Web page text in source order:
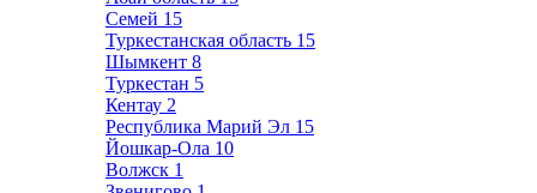
Семей 15
Туркестанская область 15
Шымкент 8
Туркестан 5
Кентау 2
Республика Марий Эл 15
Йошкар-Ола 10
Волжск 1